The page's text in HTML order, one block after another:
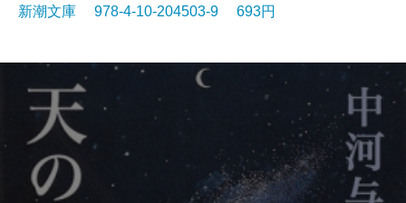
新潮文庫 978-4-10-204503-9 693円